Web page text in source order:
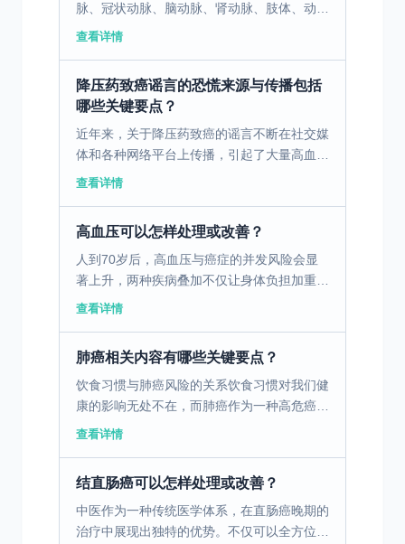
脉、冠状动脉、脑动脉、肾动脉、肢体、动脉
等。 3.神经系统，包括缺血性中风、加速大
查看详情
降压药致癌谣言的恐慌来源与传播包括
哪些关键要点？
近年来，关于降压药致癌的谣言不断在社交媒
体和各种网络平台上传播，引起了大量高血压
患者及其家属的恐慌。这些谣言通常来源于某
查看详情
高血压可以怎样处理或改善？
人到70岁后，高血压与癌症的并发风险会显
著上升，两种疾病叠加不仅让身体负担加重，
抗癌药物与降压药的联用也需格外谨慎——抗
查看详情
肺癌相关内容有哪些关键要点？
饮食习惯与肺癌风险的关系饮食习惯对我们健
康的影响无处不在，而肺癌作为一种高危癌
症，其发生与饮食方式有着密切的关系。本文
查看详情
结直肠癌可以怎样处理或改善？
中医作为一种传统医学体系，在直肠癌晚期的
治疗中展现出独特的优势。不仅可以全方位提